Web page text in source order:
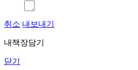
취소 내보내기
내책장담기
닫기